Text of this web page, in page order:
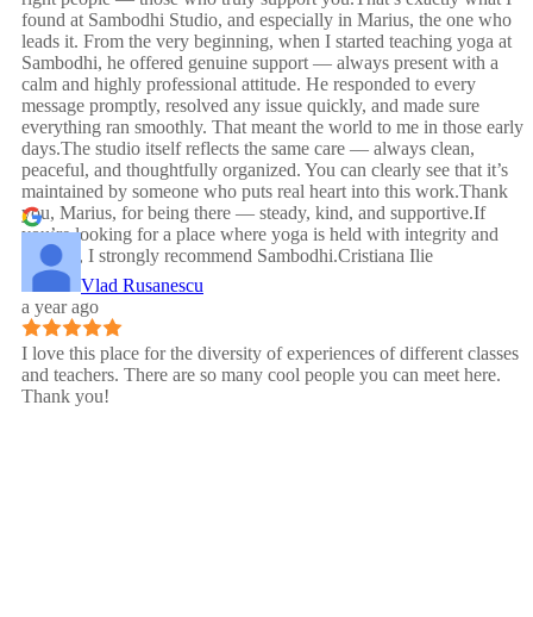
found at Sambodhi Studio, and especially in Marius, the one who
leads it. From the very beginning, when I started teaching yoga at
Sambodhi, he offered genuine support — always present with a
calm and highly professional attitude. He responded to every
message promptly, resolved any issue quickly, and made sure
everything ran smoothly. That meant the world to me in those early
days.The studio itself reflects the same care — always clean,
peaceful, and thoughtfully organized. You can clearly see that it’s
maintained by someone who puts real heart into this work.Thank
you, Marius, for being there — steady, kind, and supportive.If
you’re looking for a place where yoga is held with integrity and
warmth, I strongly recommend Sambodhi.Cristiana Ilie
Vlad Rusanescu
a year ago
I love this place for the diversity of experiences of different classes
and teachers. There are so many cool people you can meet here.
Thank you!